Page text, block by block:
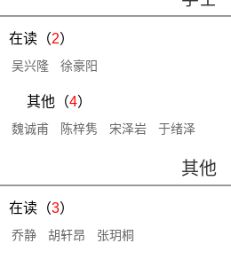
在读（2）
吴兴隆 徐豪阳
其他（4）
魏诚甫 陈梓隽 宋泽岩 于绪泽
其他
在读（3）
乔静 胡轩昂 张玥桐